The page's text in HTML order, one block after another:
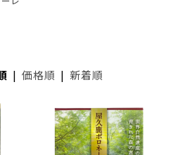
|価格順 | 新着順